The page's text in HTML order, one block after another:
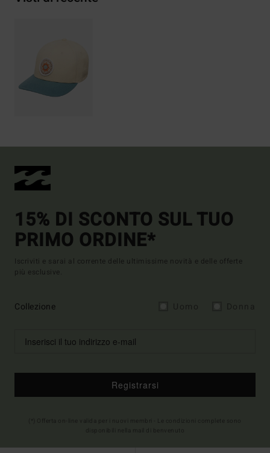
15% DI SCONTO SUL TUO
PRIMO ORDINE*
Iscriviti e sarai al corrente delle ultimissime novità e delle offerte
più esclusive.
Collezione
Registrarsi